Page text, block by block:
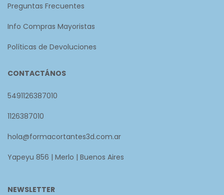
Preguntas Frecuentes
Info Compras Mayoristas
Políticas de Devoluciones
CONTACTÁNOS
5491126387010
1126387010
hola@formacortantes3d.com.ar
Yapeyu 856 | Merlo | Buenos Aires
NEWSLETTER